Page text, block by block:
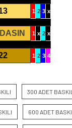
1 2 3 x
1 x 2 x
1 2 3 4
300 ADET
600 ADET